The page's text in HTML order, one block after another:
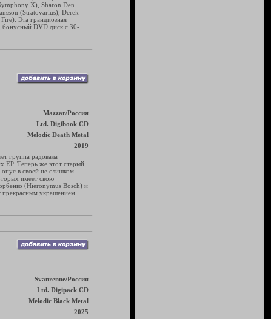
X), Sharon Den
(Stratovarius), Derek
Эта грандиозная
бонусный DVD диск с 30-
Mazzar/Россия
Ltd. Digibook CD
Melodic Death Metal
2019
группа радовала
EP. Теперь же этот старый,
в своей не слишком
имеет свою
(Hieronymus Bosch) и
украшением
Svanrenne/Россия
Ltd. Digipack CD
Melodic Black Metal
2025